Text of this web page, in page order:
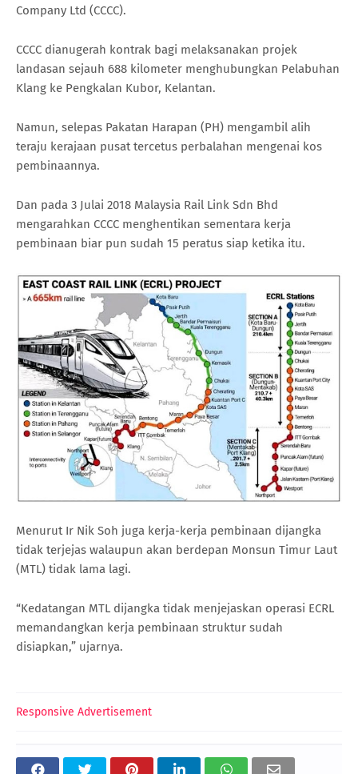
Company Ltd (CCCC).
CCCC dianugerah kontrak bagi melaksanakan projek
landasan sejauh 688 kilometer menghubungkan Pelabuhan
Klang ke Pengkalan Kubor, Kelantan.
Namun, selepas Pakatan Harapan (PH) mengambil alih
teraju kerajaan pusat tercetus perbalahan mengenai kos
pembinaannya.
Dan pada 3 Julai 2018 Malaysia Rail Link Sdn Bhd
mengarahkan CCCC menghentikan sementara kerja
pembinaan biar pun sudah 15 peratus siap ketika itu.
Menurut Ir Nik Soh juga kerja-kerja pembinaan dijangka
tidak terjejas walaupun akan berdepan Monsun Timur Laut
(MTL) tidak lama lagi.
“Kedatangan MTL dijangka tidak menjejaskan operasi ECRL
memandangkan kerja pembinaan struktur sudah
disiapkan,” ujarnya.
Responsive Advertisement